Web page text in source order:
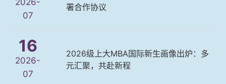
07
署合作协议
16
2026-
07
2026级上大MBA国际新生画像出炉：多
元汇聚，共赴新程